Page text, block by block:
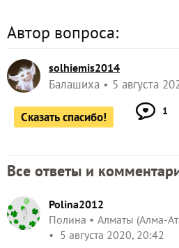
Автор вопроса:
solhiemis2014
Балашиха 5 августа
Сказать спасибо! 1
Все ответы и
Polina2012
Полина
Алматы (Алма-
5 августа 2020, 20:42